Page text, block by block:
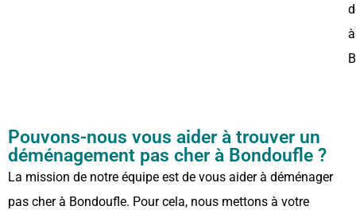
à
Pouvons-nous vous aider à trouver un
déménagement pas cher à Bondoufle ?
La mission de notre équipe est de vous aider à déménager
pas cher à Bondoufle. Pour cela, nous mettons à votre